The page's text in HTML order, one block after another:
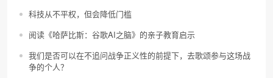
科技从不平权，但会降低门槛
阅读《哈萨比斯：谷歌AI之脑》的亲子教育启示
我们是否可以在不追问战争正义性的前提下，去歌颂参与这场战
争的个人？